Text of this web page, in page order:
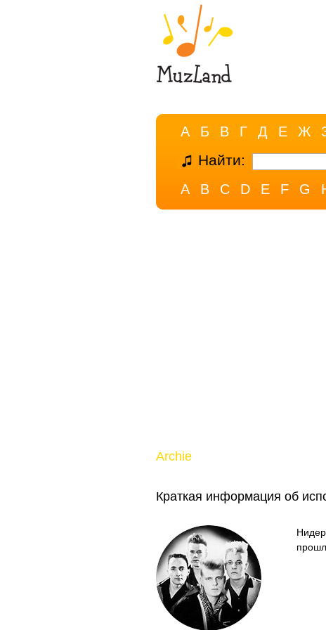
А Б В Г Д Е Ж
Найти:
A B C D E F G
Archie
Краткая информация об